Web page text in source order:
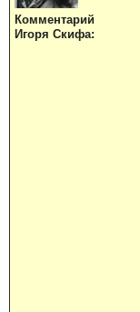
Комментарий
Игоря Скифа: